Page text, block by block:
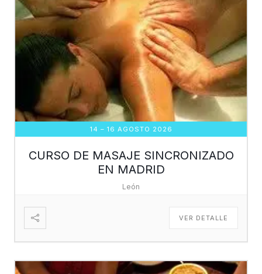
14 – 16 AGOSTO 2026
CURSO DE MASAJE SINCRONIZADO
EN MADRID
León
VER DETALLE